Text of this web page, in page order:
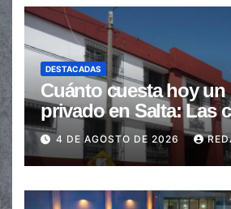
DESTACADAS
Cuánto cuesta hoy
privado en Salta: Las
de $110.000 a más de
4 DE AGOSTO DE 2026